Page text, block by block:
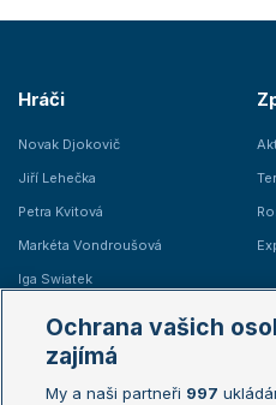
Hráči
Novak Djokovič
Jiří Lehečka
Petra Kvitová
Markéta Vondroušová
Iga Swiatek
Žebříčky
Žebříček ATP (muži)
Ochrana vašich
zajímá
My a naši partneři 997